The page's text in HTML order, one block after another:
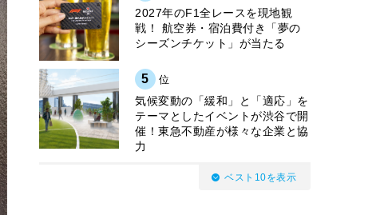
2027年のF1全レースを現地観
戦！ 航空券・宿泊費付き「夢の
シーズンチケット」が当たる
5 位
気候変動の「緩和」と「適応」を
テーマとしたイベントが渋谷で開
催！東急不動産が様々な企業と協
力
ベスト10を表示